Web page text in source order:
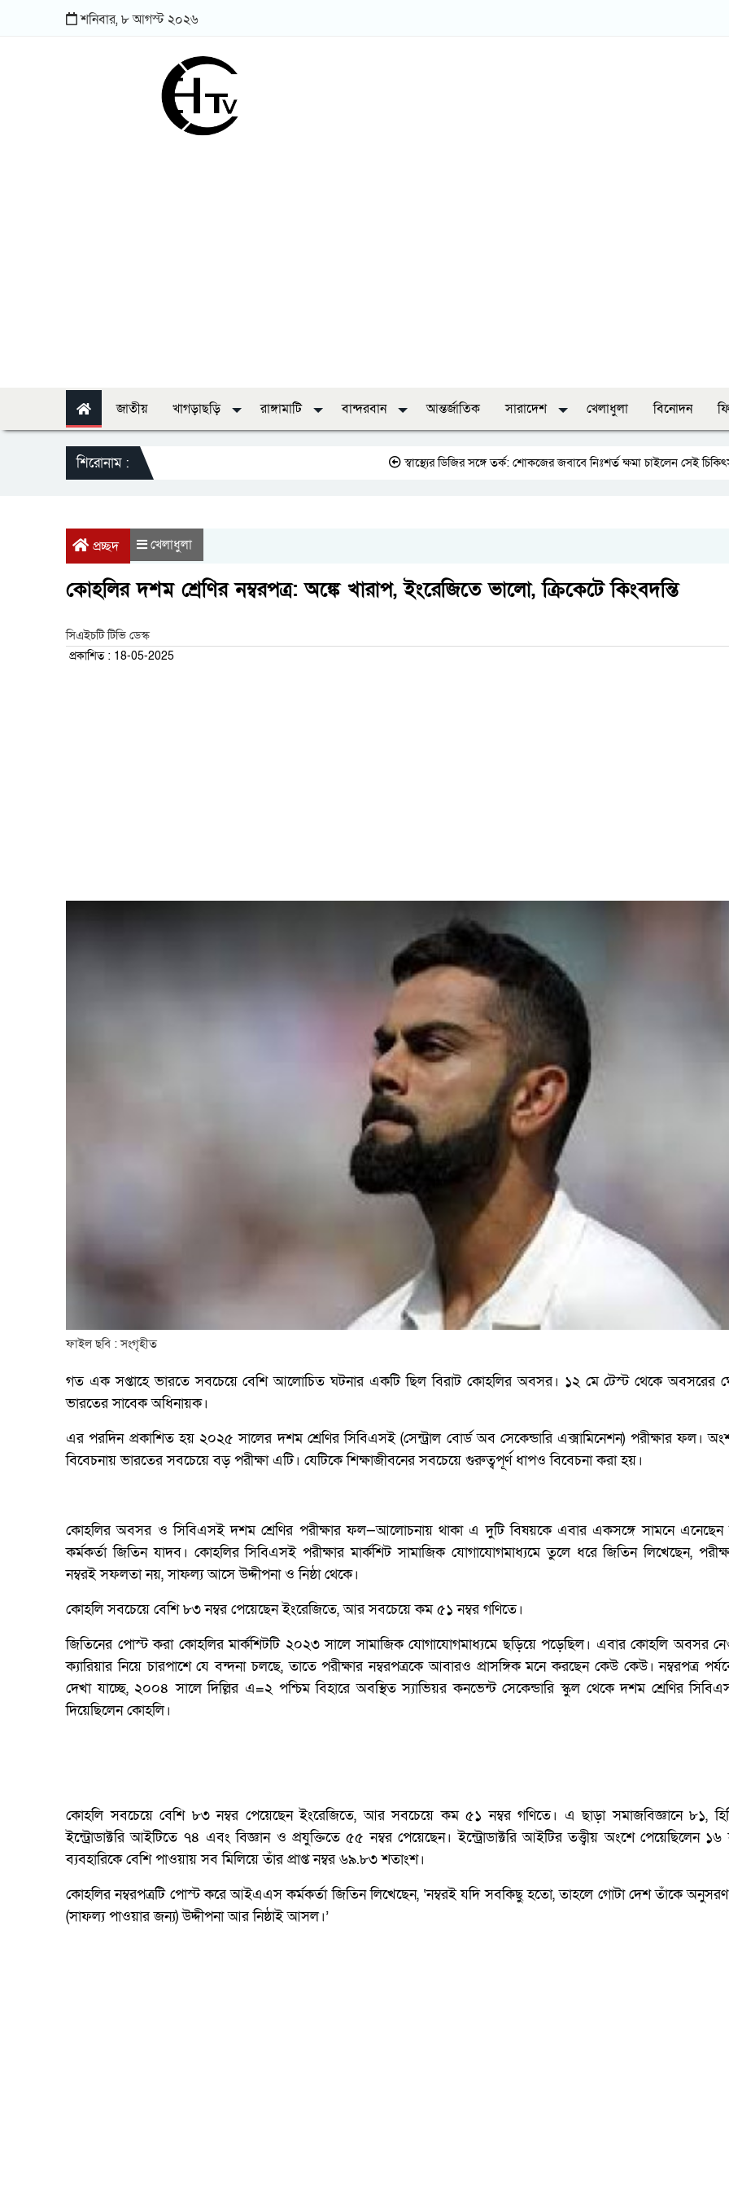
শনিবার,৮আগস্ট ২০২৬
জাতীয় খাগড়াছড়ি রাঙ্গামাটি বান্দরবান আন্তর্জাতিক সারাদেশ খেলাধুলা বিনোদন
শিরোনাম : স্বাস্থ্যের ডিজির সঙ্গে তর্ক: শোকজের জবাবে নিঃশর্ত ক্ষমা চাইলেন সেই চিকিৎসক
প্রচ্ছদ খেলাধুলা
কোহলির দশম শ্রেণির নম্বরপত্র: অঙ্কে খারাপ, ইংরেজিতে ভালো, ক্রিকেটে কিংবদন্তি
সিএইচটি টিভি ডেস্ক
প্রকাশিত : 18-05-2025
ফাইল ছবি : সংগৃহীত
গত এক সপ্তাহে ভারতে সবচেয়ে বেশি আলোচিত ঘটনার একটি ছিল বিরাট কোহলির অবসর। ১২ মে টেস্ট থেকে অবসরের
ভারতের সাবেক অধিনায়ক।
এর পরদিন প্রকাশিত হয় ২০২৫ সালের দশম শ্রেণির সিবিএসই (সেন্ট্রাল বোর্ড অব সেকেন্ডারি এক্সামিনেশন) পরীক্ষার ফল।
বিবেচনায় ভারতের সবচেয়ে বড় পরীক্ষা এটি। যেটিকে শিক্ষাজীবনের সবচেয়ে গুরুত্বপূর্ণ ধাপও বিবেচনা করা হয়।
কোহলির অবসর ও সিবিএসই দশম শ্রেণির পরীক্ষার ফল—আলোচনায় থাকা এ দুটি বিষয়কে এবার একসঙ্গে সামনে
কর্মকর্তা জিতিন যাদব। কোহলির সিবিএসই পরীক্ষার মার্কশিট সামাজিক যোগাযোগমাধ্যমে তুলে ধরে জিতিন লিখেছেন,
নম্বরই সফলতা নয়, সাফল্য আসে উদ্দীপনা ও নিষ্ঠা থেকে।
কোহলি সবচেয়ে বেশি ৮৩ নম্বর পেয়েছেন ইংরেজিতে, আর সবচেয়ে কম ৫১ নম্বর গণিতে।
জিতিনের পোস্ট করা কোহলির মার্কশিটটি ২০২৩ সালে সামাজিক যোগাযোগমাধ্যমে ছড়িয়ে পড়েছিল। এবার কোহলি অবসর
ক্যারিয়ার নিয়ে চারপাশে যে বন্দনা চলছে, তাতে পরীক্ষার নম্বরপত্রকে আবারও প্রাসঙ্গিক মনে করছেন কেউ কেউ। নম্বরপত্র
দেখা যাচ্ছে, ২০০৪ সালে দিল্লির এ=২ পশ্চিম বিহারে অবস্থিত স্যাভিয়র কনভেন্ট সেকেন্ডারি স্কুল থেকে দশম শ্রেণির
দিয়েছিলেন কোহলি।
কোহলি সবচেয়ে বেশি ৮৩ নম্বর পেয়েছেন ইংরেজিতে, আর সবচেয়ে কম ৫১ নম্বর গণিতে। এ ছাড়া সমাজবিজ্ঞানে ৮১,
ইন্ট্রোডাক্টরি আইটিতে ৭৪ এবং বিজ্ঞান ও প্রযুক্তিতে ৫৫ নম্বর পেয়েছেন। ইন্ট্রোডাক্টরি আইটির তত্ত্বীয় অংশে পেয়েছিলেন ১৬
ব্যবহারিকে বেশি পাওয়ায় সব মিলিয়ে তাঁর প্রাপ্ত নম্বর ৬৯.৮৩ শতাংশ।
কোহলির নম্বরপত্রটি পোস্ট করে আইএএস কর্মকর্তা জিতিন লিখেছেন, ‘নম্বরই যদি সবকিছু হতো, তাহলে গোটা দেশ তাঁকে
(সাফল্য পাওয়ার জন্য) উদ্দীপনা আর নিষ্ঠাই আসল।’